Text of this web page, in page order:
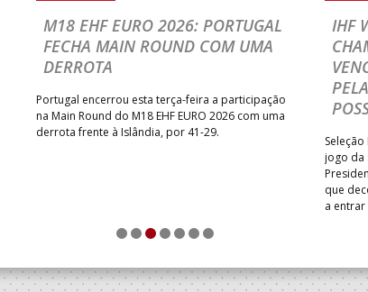
M18 EHF EURO 2026: PORTUGAL
FECHA MAIN ROUND COM UMA
DERROTA
Portugal encerrou esta terça-feira a participação
na Main Round do M18 EHF EURO 2026 com uma
derrota frente à Islândia, por 41-29.
IHF
jogo da
que
a
1 2 3 4 5 6 7